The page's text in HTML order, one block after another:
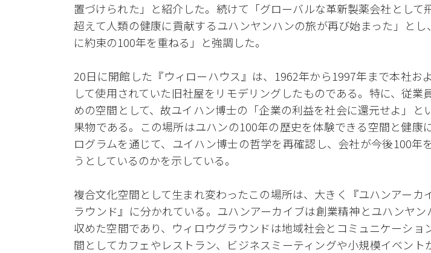
置づけられた」と紹介した。続けて「グローバルな革新製薬会社として
超えて人類の健康に貢献するユハンヤンハンの旅が再び始まった」とし
に約束の100年を重ねる」と強調した。
20日に開館した『ウィローハウス』は、1962年から1997年まで本社お
して使用されていた旧社屋をリモデリングしたものである。特に、従業
めの空間として、故ユイハン博士の「企業の利益を社会に還元せよ」と
果物である。この場所はユハンの100年の歴史を体験できる空間と健康
ログラムを通じて、ユイハン博士の哲学を再確認し、会社が今後100年
うとしているのかを示している。
複合文化空間として生まれ変わったこの場所は、大きく『ユハンアーカ
ラウンド』に分かれている。ユハンアーカイブは創業精神とユハンヤ
収めた空間であり、ウィロウグラウンドは地域社会とコミュニケーショ
間としてカフェやレストラン、ビジネスミーティングや小規模イベント